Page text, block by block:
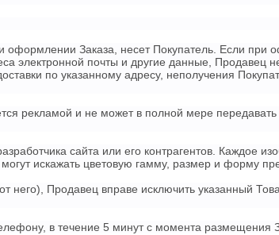
оформлении Заказа, несет Покупатель. Если
почты и другие данные, Продавец не
по указанному адресу, неполучения
рекламой и не может в полной мере
сайта или его контрагентов. Каждое
искажать цветовую гамму, размер и форму
Продавец вправе исключить указанный
в течение 5 минут с момента размещения